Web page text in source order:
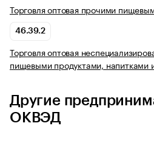
Торговля оптовая прочими
46.39.2
Торговля оптовая
пищевыми продуктами, напитками
Другие
ОКВЭД